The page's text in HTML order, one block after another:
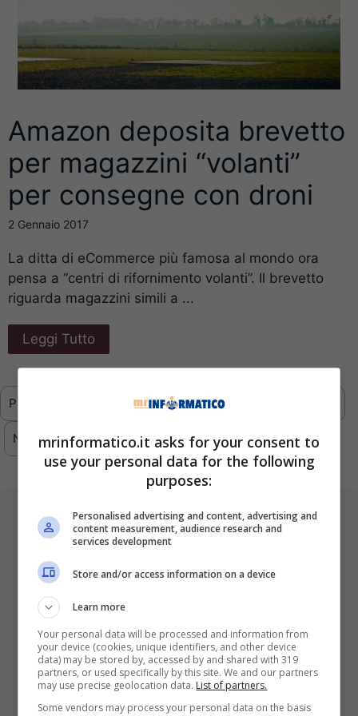
Amazon deposita brevetto
per magazzini “volanti”
per consegne con droni
2 Gennaio 2017
La ditta di eCommerce più famosa al mondo ora
pensa a “centri di rifornimento volanti”. Il brevetto
riguarda magazzini simili a ...
Leggi Tutto
Previous 3 4
Next
ULTIMI ARTICOLI
I Pro E I Contro Di Una Nuova Moda
Che Punta A Cambiare Il Tabacco
mrinformatico.it asks for your consent to
use your personal data for the following
purposes:
Personalised advertising and content, advertising and
content measurement, audience research and
services development
Store and/or access information on a device
Learn more
Your personal data will be processed and information from
your device (cookies, unique identifiers, and other device
data) may be stored by, accessed by and shared with 319
partners, or used specifically by this site. We and our partners
may use precise geolocation data. List of partners.
Some vendors may process your personal data on the basis